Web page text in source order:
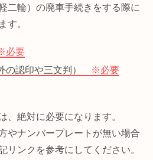
二輪）の廃車手続きをする際に
す。
必要
の認印や三文判）
※必要
、絶対に必要になります。
やナンバープレートが無い場合
リンクを参考にしてください。